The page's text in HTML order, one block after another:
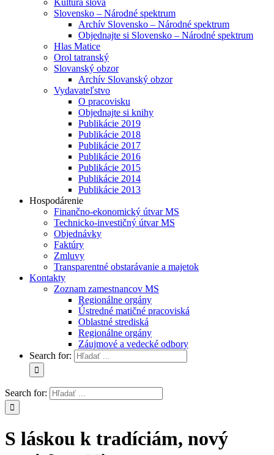
Kultúra slova
Slovensko – Národné spektrum
Archív Slovensko – Národné spektrum
Objednajte si Slovensko – Národné spektrum
Hlas Matice
Orol tatranský
Slovanský obzor
Archív Slovanský obzor
Vydavateľstvo
O pracovisku
Objednajte si knihy
Publikácie 2019
Publikácie 2018
Publikácie 2017
Publikácie 2016
Publikácie 2015
Publikácie 2014
Publikácie 2013
Hospodárenie
Finančno-ekonomický útvar MS
Technicko-investičný útvar MS
Objednávky
Faktúry
Zmluvy
Transparentné obstarávanie a majetok
Kontakty
Zoznam zamestnancov MS
Regionálne orgány
Ústredné matičné pracoviská
Oblastné strediská
Regionálne orgány
Záujmové a vedecké odbory
Search for:
Search for:
S láskou k tradíciám, nový